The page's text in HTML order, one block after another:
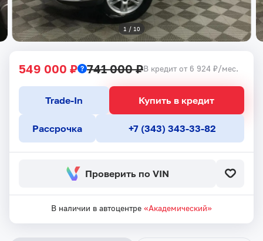
1 / 10
549 000 ₽ 741 000 ₽В кредит от 6 924 ₽/мес.
Купить в кредит
Trade-In
Рассрочка +7 (343) 343-33-82
Проверить по VIN
В наличии в автоцентре «Академический»